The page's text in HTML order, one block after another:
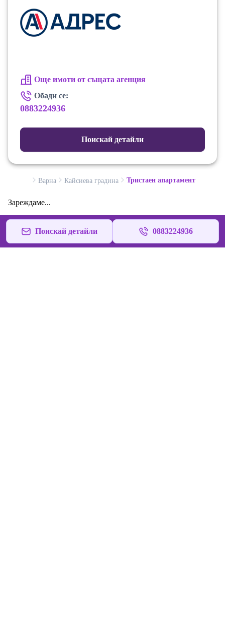
Отлична локация
Обади се сега и цитирай този код Z-678915
Още имоти от същата агенция
Обади се:
0883224936
Поискай детайли
Варна Кайсиева градина Тристаен апартамент
Зареждаме...
Поискай детайли 0883224936